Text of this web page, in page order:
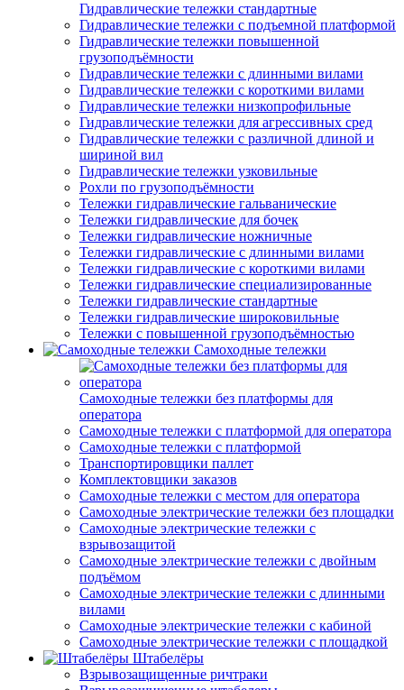
Гидравлические тележки стандартные
Гидравлические тележки с подъемной платформой
Гидравлические тележки повышенной
грузоподъёмности
Гидравлические тележки с длинными вилами
Гидравлические тележки с короткими вилами
Гидравлические тележки низкопрофильные
Гидравлические тележки для агрессивных сред
Гидравлические тележки с различной длиной и
шириной вил
Гидравлические тележки узковильные
Рохли по грузоподъёмности
Тележки гидравлические гальванические
Тележки гидравлические для бочек
Тележки гидравлические ножничные
Тележки гидравлические с длинными вилами
Тележки гидравлические с короткими вилами
Тележки гидравлические специализированные
Тележки гидравлические стандартные
Тележки гидравлические широковильные
Тележки с повышенной грузоподъёмностью
Самоходные тележки
Самоходные тележки без платформы для
оператора
Самоходные тележки с платформой для оператора
Самоходные тележки с платформой
Транспортировщики паллет
Комплектовщики заказов
Самоходные тележки с местом для оператора
Самоходные электрические тележки без площадки
Самоходные электрические тележки с
взрывозащитой
Самоходные электрические тележки с двойным
подъёмом
Самоходные электрические тележки с длинными
вилами
Самоходные электрические тележки с кабиной
Самоходные электрические тележки с площадкой
Штабелёры
Взрывозащищенные ричтраки